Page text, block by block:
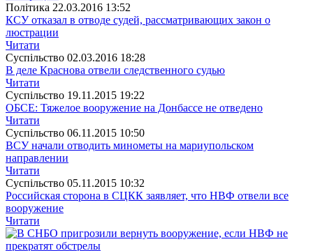
Полiтика 22.03.2016 13:52
КСУ отказал в отводе судей, рассматривающих закон о
люстрации
Читати
Суспiльство 02.03.2016 18:28
В деле Краснова отвели следственного судью
Читати
Суспiльство 19.11.2015 19:22
ОБСЕ: Тяжелое вооружение на Донбассе не отведено
Читати
Суспiльство 06.11.2015 10:50
ВСУ начали отводить минометы на мариупольском
направлении
Читати
Суспiльство 05.11.2015 10:32
Российская сторона в СЦКК заявляет, что НВФ отвели все
вооружение
Читати